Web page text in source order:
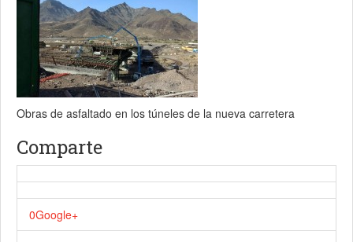
Obras de asfaltado en los túneles de la nueva carretera
Comparte
0Google+